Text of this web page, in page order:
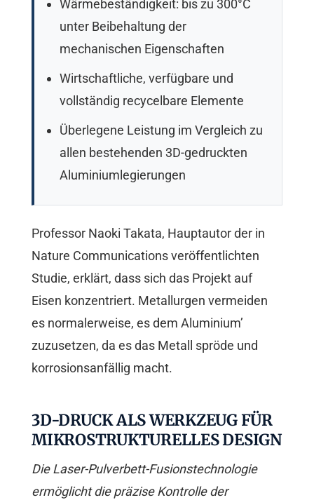
Wärmebeständigkeit: bis zu 300°C
unter Beibehaltung der
mechanischen Eigenschaften
Wirtschaftliche, verfügbare und
vollständig recycelbare Elemente
Überlegene Leistung im Vergleich zu
allen bestehenden 3D-gedruckten
Aluminiumlegierungen
Professor Naoki Takata, Hauptautor der in
Nature Communications veröffentlichten
Studie, erklärt, dass sich das Projekt auf
Eisen konzentriert. Metallurgen vermeiden
es normalerweise, es dem Aluminium’
zuzusetzen, da es das Metall spröde und
korrosionsanfällig macht.
3D-DRUCK ALS WERKZEUG FÜR
MIKROSTRUKTURELLES DESIGN
Die Laser-Pulverbett-Fusionstechnologie
ermöglicht die präzise Kontrolle der